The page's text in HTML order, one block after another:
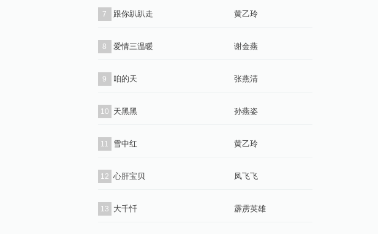
7 跟你趴趴走 黄乙玲
8 爱情三温暖 谢金燕
9 咱的天 张燕清
10 天黑黑 孙燕姿
11 雪中红 黄乙玲
12 心肝宝贝 凤飞飞
13 大千忏 霹雳英雄